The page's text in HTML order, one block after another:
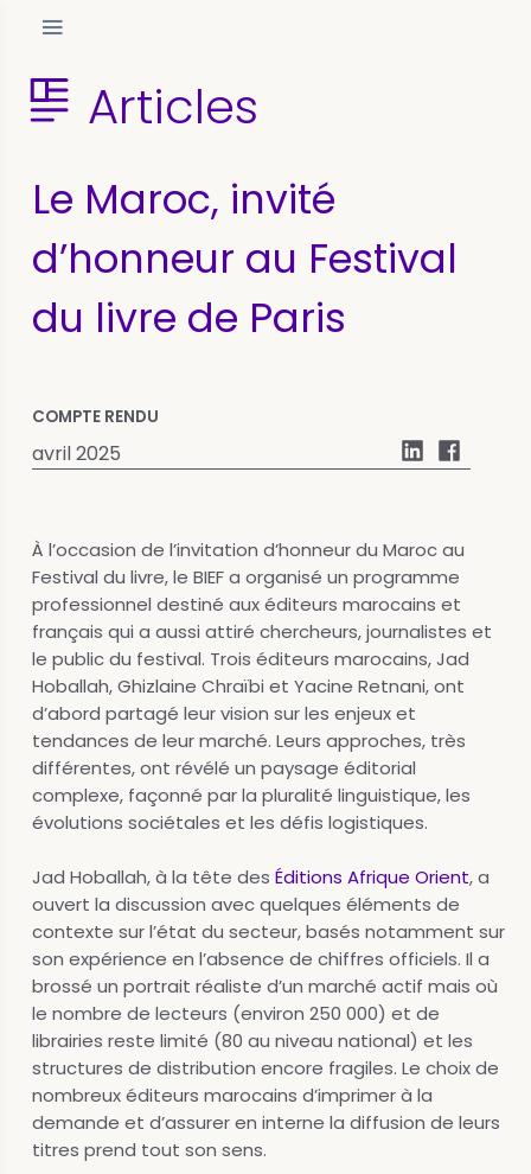
Articles
Le Maroc, invité
d’honneur au Festival
du livre de Paris
COMPTE RENDU
avril 2025
À l’occasion de l’invitation d’honneur du Maroc au
Festival du livre, le BIEF a organisé un programme
professionnel destiné aux éditeurs marocains et
français qui a aussi attiré chercheurs, journalistes et
le public du festival. Trois éditeurs marocains, Jad
Hoballah, Ghizlaine Chraïbi et Yacine Retnani, ont
d’abord partagé leur vision sur les enjeux et
tendances de leur marché. Leurs approches, très
différentes, ont révélé un paysage éditorial
complexe, façonné par la pluralité linguistique, les
évolutions sociétales et les défis logistiques.
Jad Hoballah, à la tête des Éditions Afrique Orient, a
ouvert la discussion avec quelques éléments de
contexte sur l’état du secteur, basés notamment sur
son expérience en l’absence de chiffres officiels. Il a
brossé un portrait réaliste d’un marché actif mais où
le nombre de lecteurs (environ 250 000) et de
librairies reste limité (80 au niveau national) et les
structures de distribution encore fragiles. Le choix de
nombreux éditeurs marocains d’imprimer à la
demande et d’assurer en interne la diffusion de leurs
titres prend tout son sens.